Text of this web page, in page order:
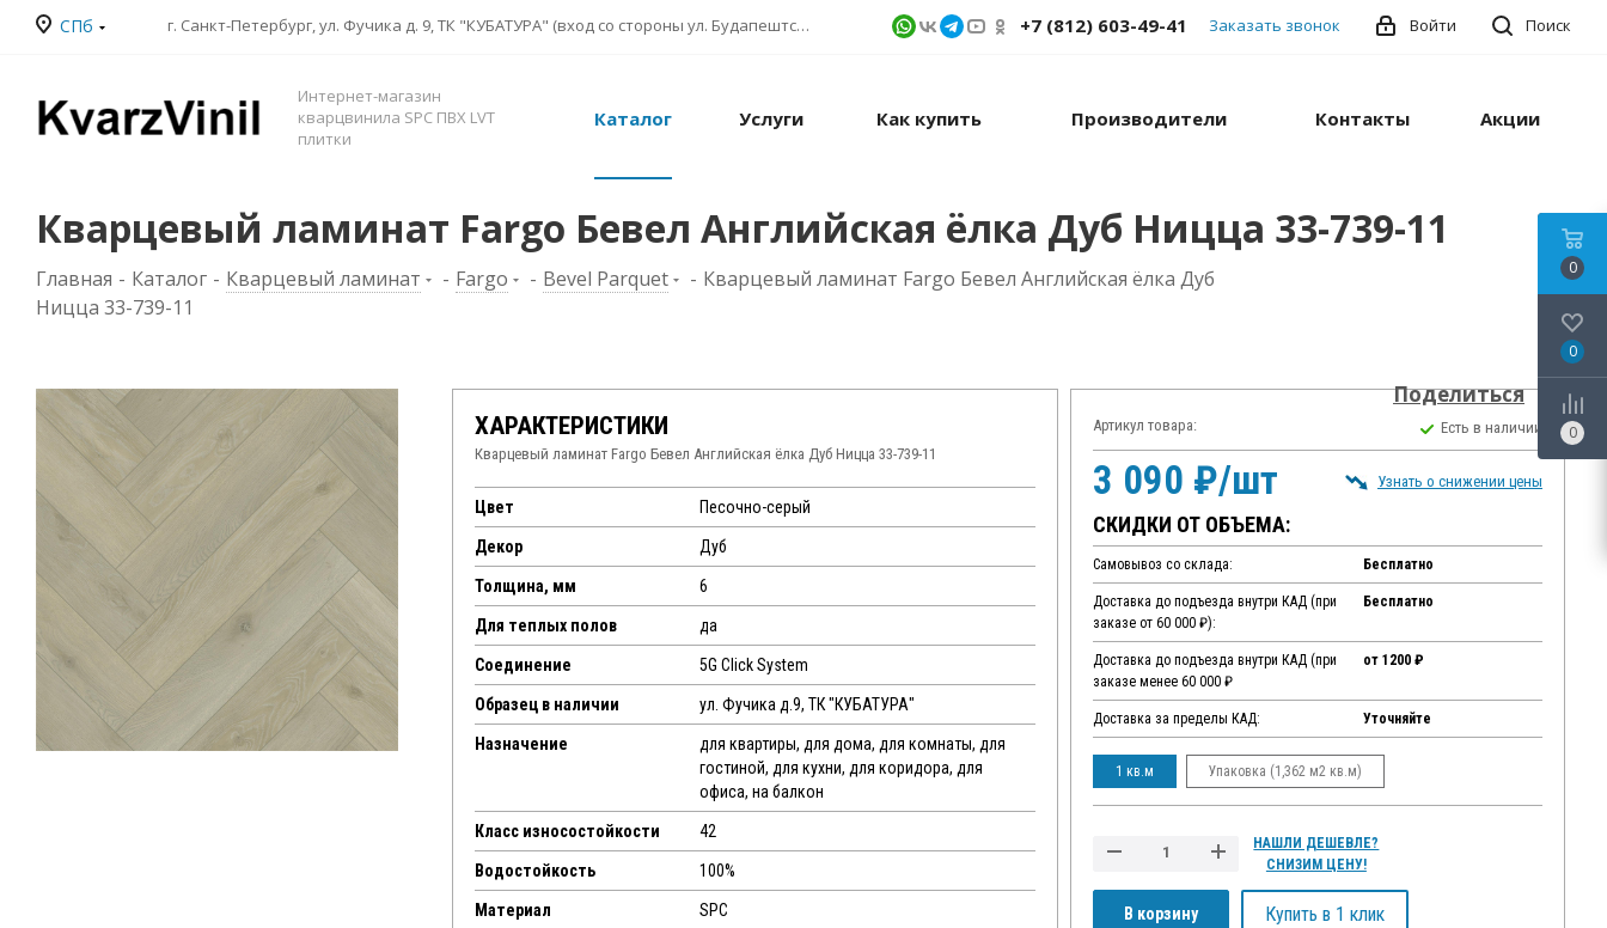
СПб г. Санкт-Петербург, ул. Фучика д. 9, ТК "КУБАТУРА" (вход со стороны ул. Будапештской) № 1в.541 Поиск
Войти
+7 (812) 603-49-41 Заказать звонок
Интернет-магазин
кварцвинила SPC ПВХ LVT
плитки
Каталог Услуги Как купить Производители Контакты Акции
Кварцевый ламинат Fargo Бевел Английская ёлка Дуб Ницца 33-739-11
Главная - Каталог - Кварцевый ламинат - Fargo - Bevel Parquet - Кварцевый ламинат Fargo Бевел Английская ёлка Дуб
Ницца 33-739-11
Поделиться
ХАРАКТЕРИСТИКИ
Кварцевый ламинат Fargo Бевел Английская ёлка Дуб Ницца 33-739-11
Цвет Песочно-серый
Декор Дуб
Толщина, мм 6
Для теплых полов да
Соединение 5G Click System
Образец в наличии ул. Фучика д.9, ТК "КУБАТУРА"
Назначение
для квартиры, для дома, для комнаты, для
гостиной, для кухни, для коридора, для
офиса, на балкон
Класс износостойкости 42
Водостойкость 100%
Материал SPC
Артикул товара: Есть в наличии
3 090 ₽/шт Узнать о снижении цены
СКИДКИ ОТ ОБЪЕМА:
Самовывоз со склада: Бесплатно
Доставка до подъезда внутри КАД (при
заказе от 60 000 ₽):
Бесплатно
Доставка до подъезда внутри КАД (при
заказе менее 60 000 ₽
от 1200 ₽
Доставка за пределы КАД: Уточняйте
1 кв.м Упаковка (1,362 м2 кв.м)
В корзину
НАШЛИ ДЕШЕВЛЕ?
СНИЗИМ ЦЕНУ!
Купить в 1 клик
0
0
0